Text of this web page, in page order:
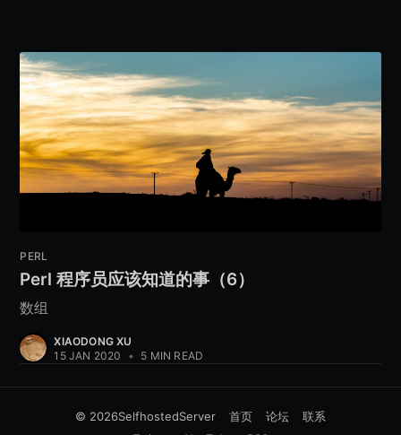
PERL
Perl 程序员应该知道的事（6）
数组
XIAODONG XU
15 JAN 2020
• 5 MIN READ
© 2026SelfhostedServer 首页 论坛
联系